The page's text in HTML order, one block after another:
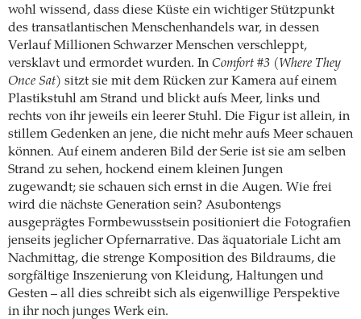
wohl wissend, dass diese Küste ein wichtiger Stützpunkt
des transatlantischen Menschenhandels war, in dessen
Verlauf Millionen Schwarzer Menschen verschleppt,
versklavt und ermordet wurden. In Comfort #3 (Where They
Once Sat) sitzt sie mit dem Rücken zur Kamera auf einem
Plastikstuhl am Strand und blickt aufs Meer, links und
rechts von ihr jeweils ein leerer Stuhl. Die Figur ist allein, in
stillem Gedenken an jene, die nicht mehr aufs Meer schauen
können. Auf einem anderen Bild der Serie ist sie am selben
Strand zu sehen, hockend einem kleinen Jungen
zugewandt; sie schauen sich ernst in die Augen. Wie frei
wird die nächste Generation sein? Asubontengs
ausgeprägtes Formbewusstsein positioniert die Fotografien
jenseits jeglicher Opfernarrative. Das äquatoriale Licht am
Nachmittag, die strenge Komposition des Bildraums, die
sorgfältige Inszenierung von Kleidung, Haltungen und
Gesten – all dies schreibt sich als eigenwillige Perspektive
in ihr noch junges Werk ein.